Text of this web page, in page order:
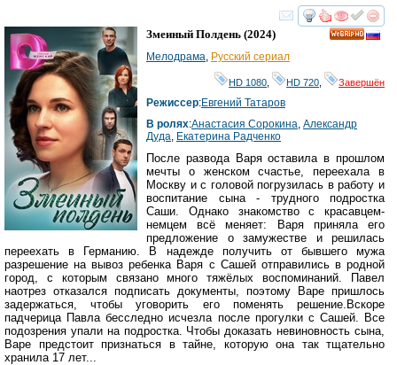
смотреть
Змеиный Полдень (2024)
Мелодрама Русский сериал
HD 1080 HD 720 Завершён
Режиссер:Евгений Татаров
В ролях:Анастасия Сорокина Александр
Дуда Екатерина Радченко
После развода Варя оставила в прошлом
мечты о женском счастье, переехала в
Москву и с головой погрузилась в работу и
воспитание сына - трудного подростка
Саши. Однако знакомство с красавцем-
немцем всё меняет: Варя приняла его
предложение о замужестве и решилась
переехать в Германию. В надежде получить от бывшего мужа
разрешение на вывоз ребенка Варя с Сашей отправились в родной
город, с которым связано много тяжёлых воспоминаний. Павел
наотрез отказался подписать документы, поэтому Варе пришлось
задержаться, чтобы уговорить его поменять решение.Вскоре
падчерица Павла бесследно исчезла после прогулки с Сашей. Все
подозрения упали на подростка. Чтобы доказать невиновность сына,
Варе предстоит признаться в тайне, которую она так тщательно
хранила 17 лет...